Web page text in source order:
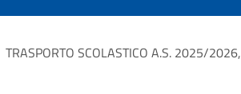
TRASPORTO SCOLASTICO A.S. 2025/